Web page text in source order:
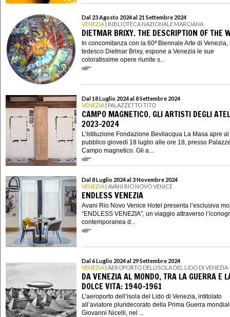
Dal 23 Agosto 2024 al 21 Settembre 2024
VENEZIA | BIBLIOTECA NAZIONALE MARCIANA
DIETMAR BRIXY. THE DESCRIPTION OF THE
In concomitanza con la 60ª Biennale Arte di Venezia,
tedesco Dietmar Brixy, espone a Venezia le sue
coloratissime opere riunite s...
Dal 18 Luglio 2024 al 8 Settembre 2024
VENEZIA | PALAZZETTO TITO
CAMPO MAGNETICO. GLI ARTISTI DEGLI
2023-2024
L’Istituzione Fondazione Bevilacqua La Masa apre al
pubblico giovedì 18 luglio alle ore 18, presso
Campo magnetico. Gli a...
Dal 8 Luglio 2024 al 3 Novembre 2024
VENEZIA | AVANI RIO NOVO VENICE
ENDLESS VENEZIA
Avani Rio Novo Venice Hotel presenta l’esclusiva
“ENDLESS VENEZIA”, un viaggio attraverso
contemporanea d...
Dal 6 Luglio 2024 al 29 Settembre 2024
VENEZIA | AEROPORTO DELL’ISOLA DEL LIDO DI VENEZIA
DA VENEZIA AL MONDO, TRA LA GUERRA E
DOLCE VITA: 1940-1961
L’aeroporto dell’isola del Lido di Venezia, intitolato
all’aviatore pluridecorato della Prima Guerra
Giovanni Nicelli, nel ...